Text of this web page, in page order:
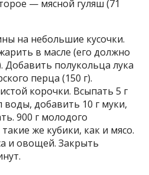
— мясной гуляш (71
на небольшие кусочки.
в масле (его должно
Добавить полукольца лука
перца (150 г).
корочки. Всыпать 5 г
воды, добавить 10 г муки,
900 г молодого
же кубики, как и мясо.
и овощей. Закрыть